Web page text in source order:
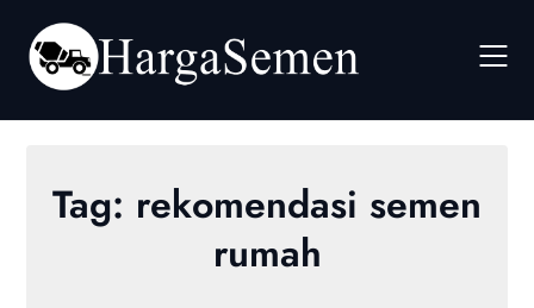
content
Tag: rekomendasi semen
rumah